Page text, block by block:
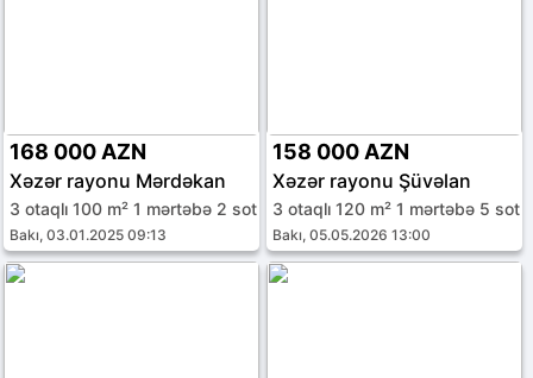
168 000 AZN
Xəzər rayonu Mərdəkan
3 otaqlı 100 m² 1 mərtəbə 2 sot
Bakı, 03.01.2025 09:13
158 000 AZN
Xəzər rayonu Şüvəlan
3 otaqlı 120 m² 1 mərtəbə 5 sot
Bakı, 05.05.2026 13:00